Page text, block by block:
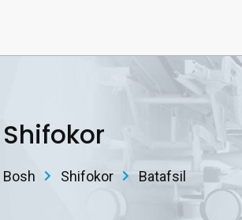
Shifokor
Bosh Shifokor Batafsil